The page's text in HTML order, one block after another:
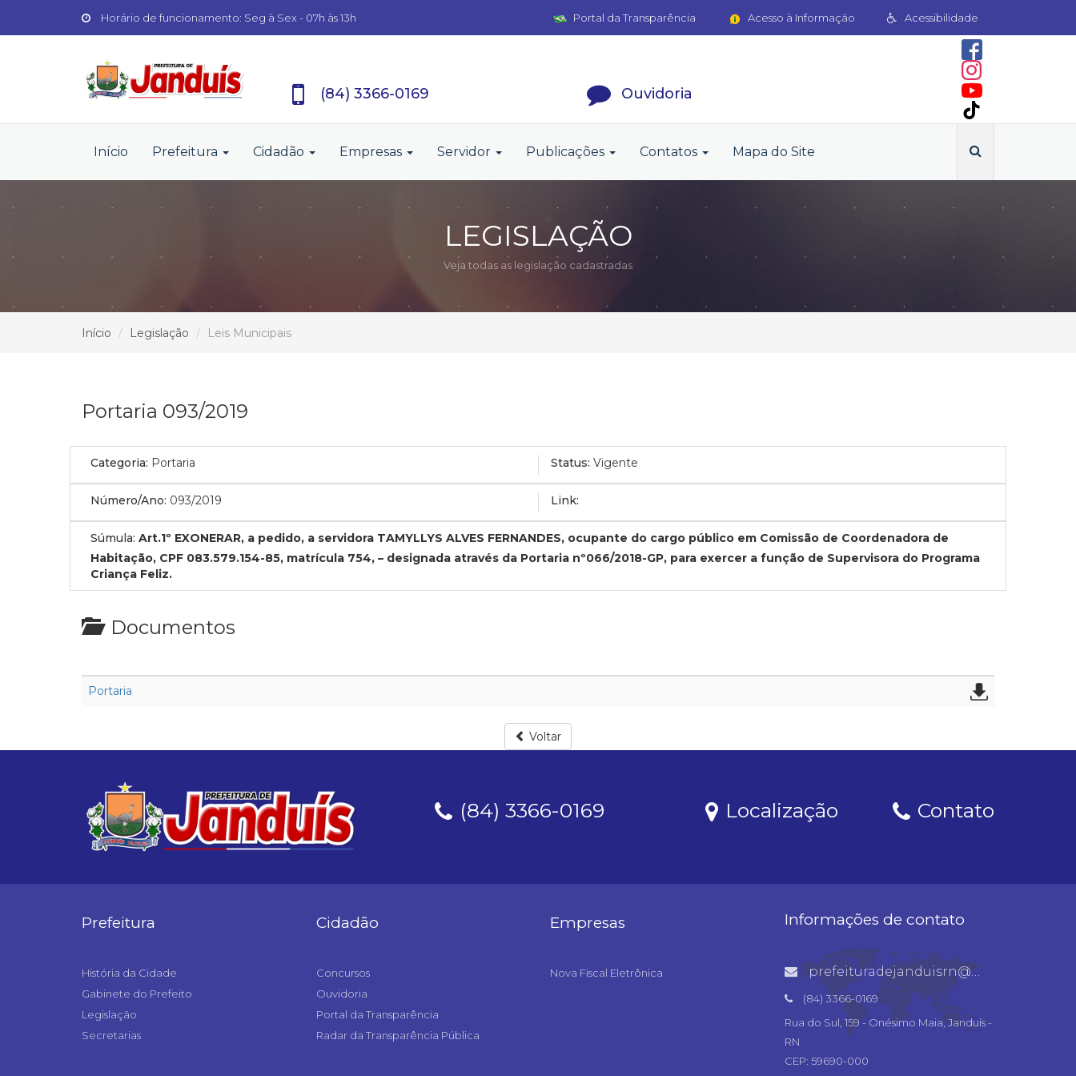
Horário de funcionamento: Seg à Sex - 07h às 13h Acessibilidade
Acesso à Informação
Portal da Transparência
(84) 3366-0169 Ouvidoria
Início Prefeitura Cidadão Empresas Servidor Publicações Contatos Mapa do Site
LEGISLAÇÃO
Veja todas as legislação cadastradas
Início Legislação Leis Municipais
Portaria 093/2019
Categoria: Portaria Status: Vigente
Número/Ano: 093/2019 Link:
Súmula: Art.1º EXONERAR, a pedido, a servidora TAMYLLYS ALVES FERNANDES, ocupante do cargo público em Comissão de Coordenadora de
Habitação, CPF 083.579.154-85, matrícula 754, – designada através da Portaria nº066/2018-GP, para exercer a função de Supervisora do Programa
Criança Feliz.
Documentos
Portaria
Voltar
(84) 3366-0169 Localização Contato
Prefeitura
História da Cidade
Gabinete do Prefeito
Legislação
Secretarias
Cidadão
Concursos
Ouvidoria
Portal da Transparência
Radar da Transparência Pública
Empresas
Nova Fiscal Eletrônica
Informações de contato
prefeituradejanduisrn@gmail.com
(84) 3366-0169
Rua do Sul, 159 - Onésimo Maia, Janduís -
RN
CEP: 59690-000